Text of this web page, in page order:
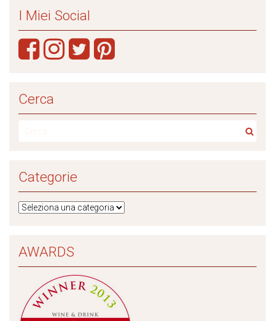
I Miei Social
Cerca
Categorie
AWARDS